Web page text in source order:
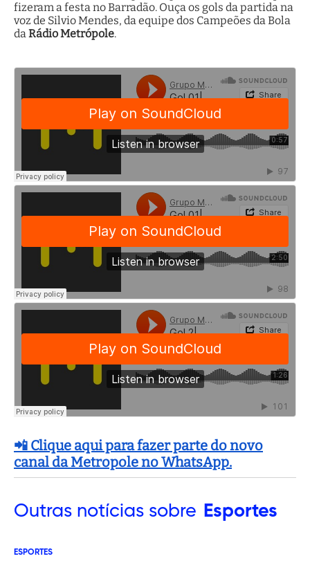
fizeram a festa no Barradão. Ouça os gols da partida na
voz de Silvio Mendes, da equipe dos Campeões da Bola
daRádio Metrópole.
📲 Clique aqui para fazer parte do novo
canal da Metropole no WhatsApp.
Outras notícias sobre Esportes
ESPORTES